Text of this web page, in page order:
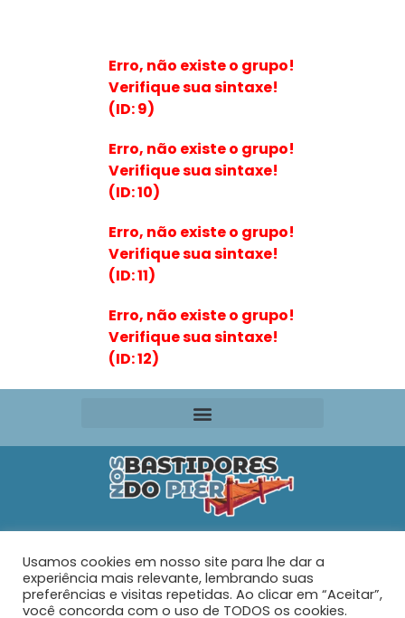
Erro, não existe o grupo!
Verifique sua sintaxe!
(ID: 9)
Erro, não existe o grupo!
Verifique sua sintaxe!
(ID: 10)
Erro, não existe o grupo!
Verifique sua sintaxe!
(ID: 11)
Erro, não existe o grupo!
Verifique sua sintaxe!
(ID: 12)
Rua Maria de Souza Santos Nº 159 – AP 401 –
Tabuleiro – Barra Velha – SC
Usamos cookies em nosso site para lhe dar a
experiência mais relevante, lembrando suas
preferências e visitas repetidas. Ao clicar em “Aceitar”,
você concorda com o uso de TODOS os cookies.